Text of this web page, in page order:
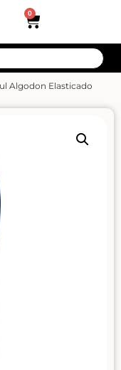
0
Algodon Elasticado